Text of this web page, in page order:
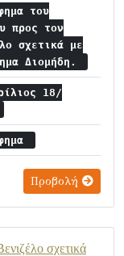
του
προς τον
σχετικά με
Διομήδη.
18/
Προβολή
σχετικά